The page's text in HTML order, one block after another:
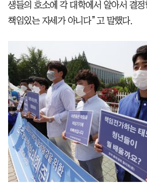
생들의 호소에 각 대학에서 알아서 결
책임있는 자세가 아니다”고 말했다.